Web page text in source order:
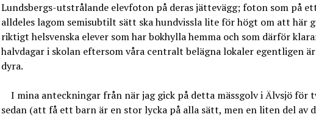
Lundsbergs-utstrålande elevfoton på deras jättevägg; foton som på
alldeles lagom semisubtilt sätt ska hundvissla lite för högt om att här
riktigt helsvenska elever som har bokhylla hemma och som därför
halvdagar i skolan eftersom våra centralt belägna lokaler egentligen
dyra.
I mina anteckningar från när jag gick på detta mässgolv i Älvsjö för
sedan (att få ett barn är en stor lycka på alla sätt, men en liten del av